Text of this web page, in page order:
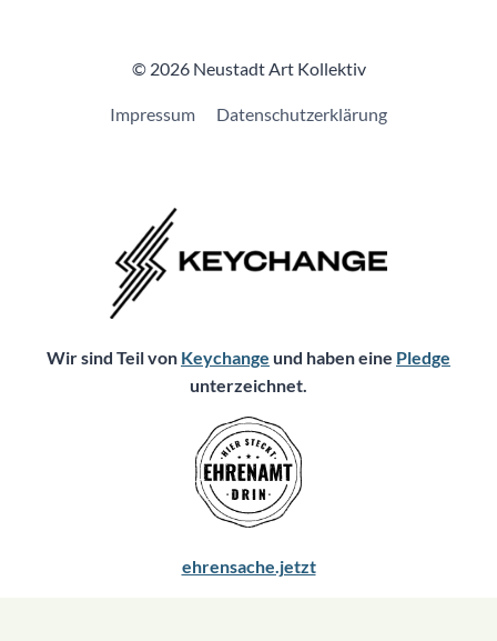
© 2026 Neustadt Art Kollektiv
Impressum Datenschutzerklärung
Wir sind Teil von Keychange und haben eine Pledge
unterzeichnet.
ehrensache.jetzt